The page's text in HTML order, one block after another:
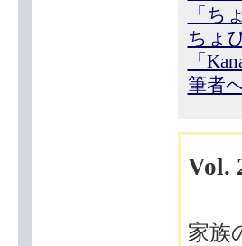
「ち
ちょ
「
筆者
Vol.
家族